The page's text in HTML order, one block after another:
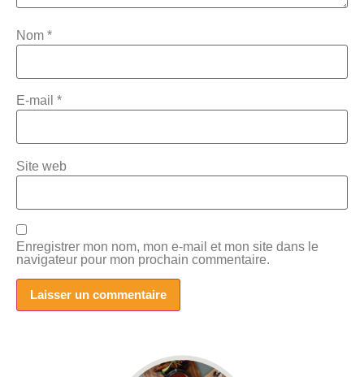
Nom *
E-mail *
Site web
Enregistrer mon nom, mon e-mail et mon site dans le
navigateur pour mon prochain commentaire.